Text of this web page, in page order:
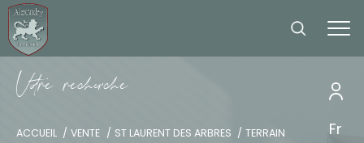
Fr
Vore recece
ACCUEIL VENTE ST LAURENT DES ARBRES TERRAIN